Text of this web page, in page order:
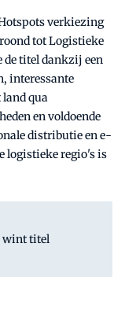
verkiezing
tot Logistieke
de titel dankzij een
interessante
qua
en voldoende
distributie en e-
logistieke regio's is
wint titel